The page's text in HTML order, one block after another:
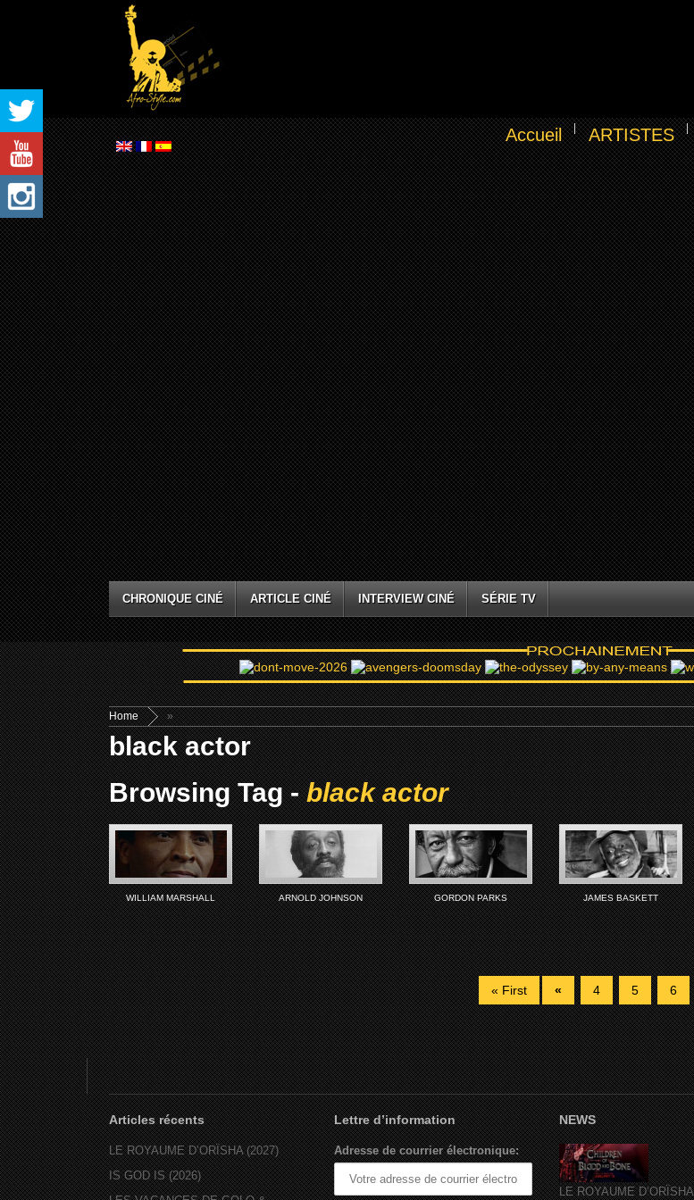
Accueil ARTISTES
CHRONIQUE CINÉ ARTICLE CINÉ INTERVIEW CINÉ SÉRIE TV
Home »
black actor
Browsing Tag -black actor
WILLIAM MARSHALL ARNOLD JOHNSON GORDON PARKS JAMES BASKETT
« First « 4 5 6
Articles récents
LE ROYAUME D’ORÏSHA (2027)
IS GOD IS (2026)
Lettre d’information
Adresse de courrier électronique:
NEWS
LE ROYAUME D’ORÏSHA